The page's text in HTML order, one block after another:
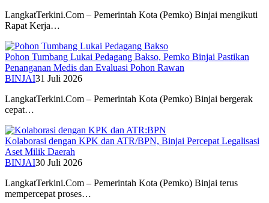
LangkatTerkini.Com – Pemerintah Kota (Pemko) Binjai mengikuti
Rapat Kerja…
Pohon Tumbang Lukai Pedagang Bakso, Pemko Binjai Pastikan
Penanganan Medis dan Evaluasi Pohon Rawan
BINJAI31 Juli 2026
LangkatTerkini.Com – Pemerintah Kota (Pemko) Binjai bergerak
cepat…
Kolaborasi dengan KPK dan ATR/BPN, Binjai Percepat Legalisasi
Aset Milik Daerah
BINJAI30 Juli 2026
LangkatTerkini.Com – Pemerintah Kota (Pemko) Binjai terus
mempercepat proses…